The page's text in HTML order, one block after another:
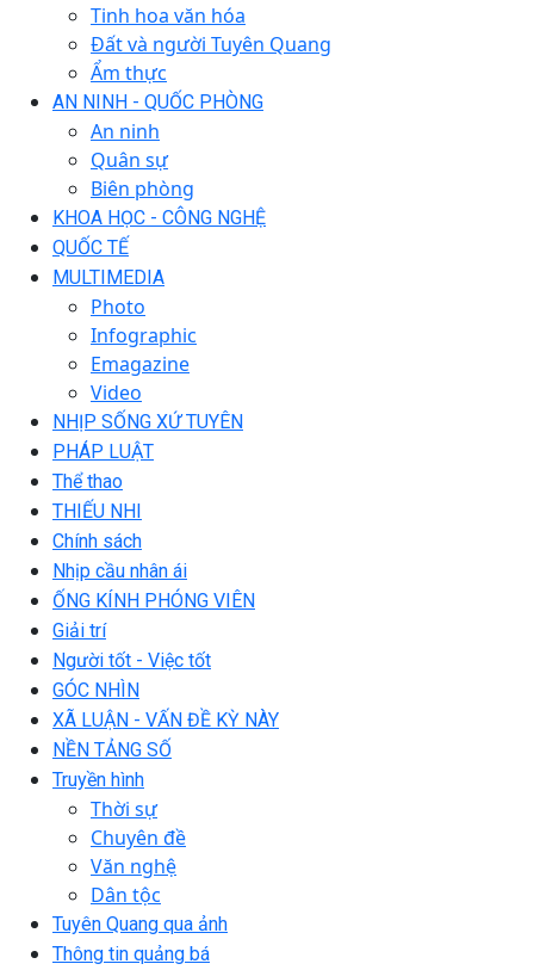
Tinh hoa văn hóa
Đất và người Tuyên Quang
Ẩm thực
AN NINH - QUỐC PHÒNG
An ninh
Quân sự
Biên phòng
KHOA HỌC - CÔNG NGHỆ
QUỐC TẾ
MULTIMEDIA
Photo
Infographic
Emagazine
Video
NHỊP SỐNG XỨ TUYÊN
PHÁP LUẬT
Thể thao
THIẾU NHI
Chính sách
Nhịp cầu nhân ái
ỐNG KÍNH PHÓNG VIÊN
Giải trí
Người tốt - Việc tốt
GÓC NHÌN
XÃ LUẬN - VẤN ĐỀ KỲ NÀY
NỀN TẢNG SỐ
Truyền hình
Thời sự
Chuyên đề
Văn nghệ
Dân tộc
Tuyên Quang qua ảnh
Thông tin quảng bá